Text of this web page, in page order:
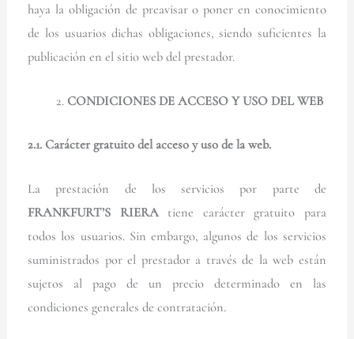
haya la obligación de preavisar o poner en conocimiento
de los usuarios dichas obligaciones, siendo suficientes la
publicación en el sitio web del prestador.
CONDICIONES DE ACCESO Y USO DEL WEB
2.1. Carácter gratuito del acceso y uso de la web.
La prestación de los servicios por parte de
FRANKFURT’S RIERAtiene carácter gratuito para
todos los usuarios. Sin embargo, algunos de los servicios
suministrados por el prestador a través de la web están
sujetos al pago de un precio determinado en las
condiciones generales de contratación.